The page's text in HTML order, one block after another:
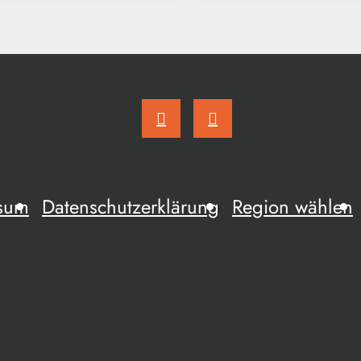
Datenschutzerklärung Region wählen